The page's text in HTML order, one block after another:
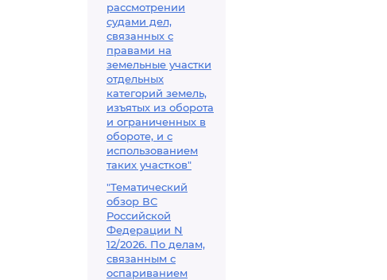
рассмотрении
судами дел,
связанных с
правами на
земельные участки
отдельных
категорий земель,
изъятых из оборота
и ограниченных в
обороте, и с
использованием
таких участков"
"Тематический
обзор ВС
Российской
Федерации N
12/2026. По делам,
связанным с
оспариванием